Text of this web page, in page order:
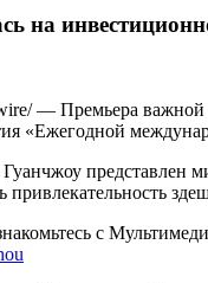
на
— Премьера важной
«Ежегодной
с